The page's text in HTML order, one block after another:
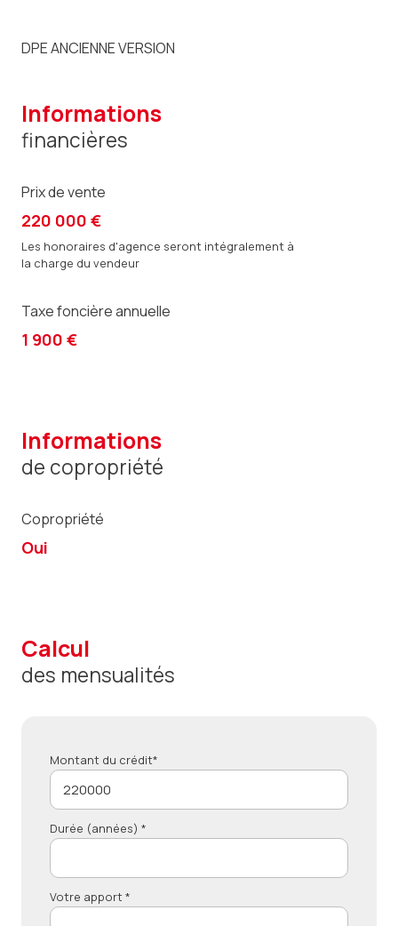
DPE ANCIENNE VERSION
informations
financières
Prix de vente
220 000 €
Les honoraires d'agence seront intégralement à
la charge du vendeur
Taxe foncière annuelle
1 900 €
informations
de copropriété
Copropriété
Oui
calcul
des mensualités
Montant du crédit*
Durée (années) *
Votre apport *